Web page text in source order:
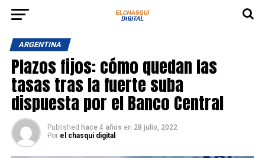
ARGENTINA
Plazos fijos: cómo quedan las
tasas tras la fuerte suba
dispuesta por el Banco Central
Published hace 4 años en 28 julio, 2022
Por el chasqui digital